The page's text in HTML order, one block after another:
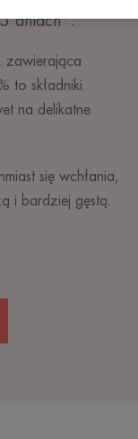
dniach*.
zawierająca
to składniki
na delikatne
się wchłania,
i bardziej gęstą.